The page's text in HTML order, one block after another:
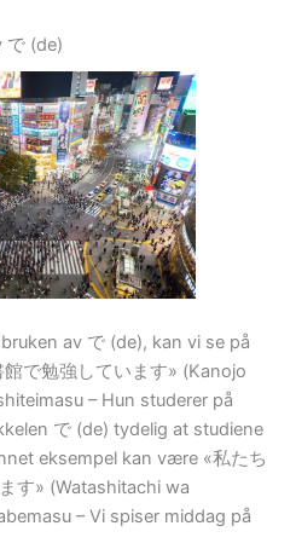
で (de)
av で (de), kan vi se på
で勉強しています» (Kanojo
– Hun studerer på
で (de) tydelig at studiene
eksempel kan være «私たち
す» (Watashitachi wa
– Vi spiser middag på